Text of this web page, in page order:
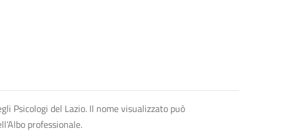
Psicologi del Lazio. Il nome visualizzato può
professionale.